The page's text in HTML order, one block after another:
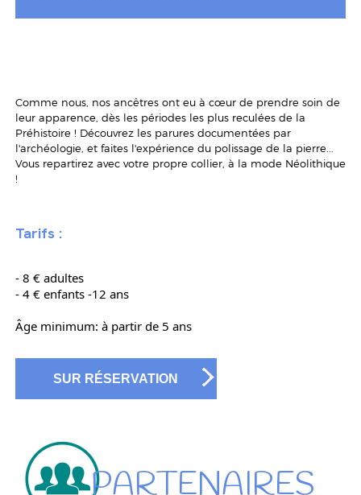
Comme nous, nos ancêtres ont eu à cœur de prendre soin de
leur apparence, dès les périodes les plus reculées de la
Préhistoire ! Découvrez les parures documentées par
l'archéologie, et faites l'expérience du polissage de la pierre...
Vous repartirez avec votre propre collier, à la mode Néolithique
!
Tarifs :
- 8 € adultes
- 4 € enfants -12 ans
Âge minimum: à partir de 5 ans
SUR RÉSERVATION
PARTENAIRES